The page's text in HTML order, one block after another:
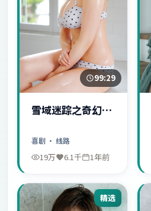
99:29
雪域迷踪之奇幻冒
喜剧 · 线路
19万 6.1千 1年前
精选